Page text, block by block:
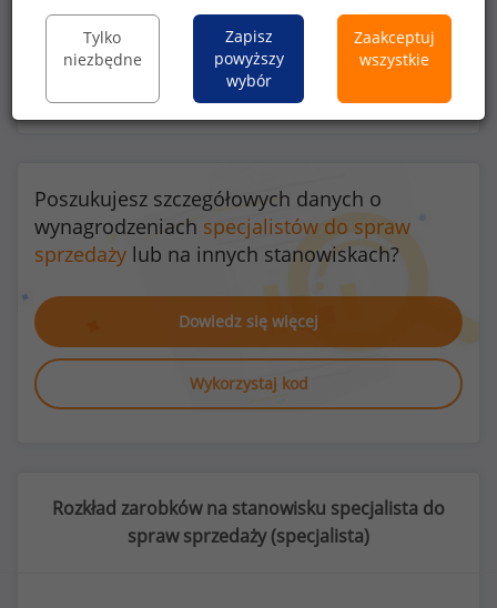
prywatna opieka medyczna dla pracownika
Poszukujesz szczegółowych danych o
wynagrodzeniach specjalistów do spraw
sprzedaży lub na innych stanowiskach?
Dowiedz się więcej
Wykorzystaj kod
Rozkład zarobków na stanowisku specjalista do
spraw sprzedaży (specjalista)
Tylko
niezbędne
Zapisz
powyższy
wybór
Zaakceptuj
wszystkie